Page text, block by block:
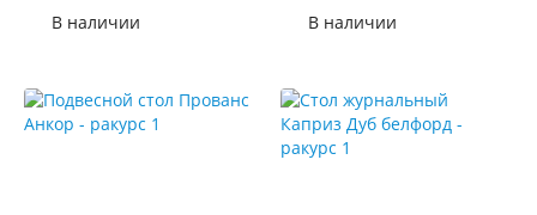
В наличии В наличии